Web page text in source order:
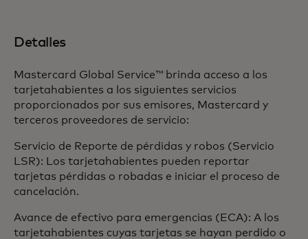
Detalles
Mastercard Global Service™ brinda acceso a los
tarjetahabientes a los siguientes servicios
proporcionados por sus emisores, Mastercard y
terceros proveedores de servicio:
Servicio de Reporte de pérdidas y robos (Servicio
LSR): Los tarjetahabientes pueden reportar
tarjetas pérdidas o robadas e iniciar el proceso de
cancelación.
Avance de efectivo para emergencias (ECA): A los
tarjetahabientes cuyas tarjetas se hayan perdido o